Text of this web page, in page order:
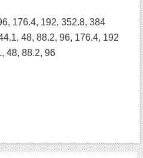
176.4, 192, 352.8, 384
48, 88.2, 96, 176.4, 192
48, 88.2, 96